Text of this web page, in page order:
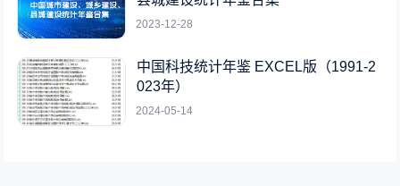
2023-12-28
中国科技统计年鉴 EXCEL版（1991-2
023年）
2024-05-14